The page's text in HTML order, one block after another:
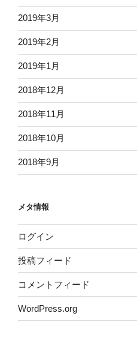
2019年3月
2019年2月
2019年1月
2018年12月
2018年11月
2018年10月
2018年9月
メタ情報
ログイン
投稿フィード
コメントフィード
WordPress.org